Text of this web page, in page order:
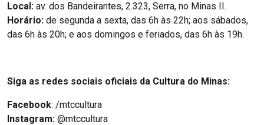
Local: av. dos Bandeirantes, 2.323, Serra, no Minas II.
Horário: de segunda a sexta, das 6h às 22h; aos sábados,
das 6h às 20h; e aos domingos e feriados, das 6h às 19h.
Siga as redes sociais oficiais da Cultura do Minas:
Facebook: /mtccultura
Instagram: @mtccultura